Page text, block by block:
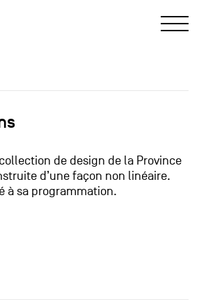
de design de la Province
d’une façon non linéaire.
à sa programmation.